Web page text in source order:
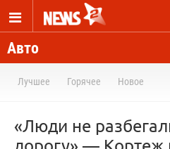
Авто
Лучшее Горячее Новое
«Люди не